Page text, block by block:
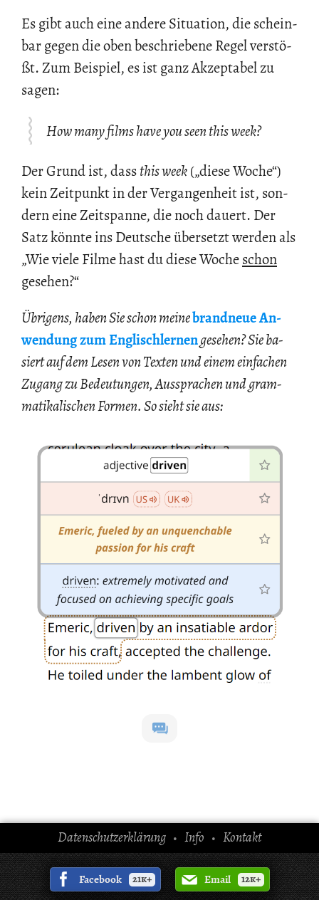
Es gibt auch eine an­de­re Si­tua­ti­on, die schein­
bar gegen die oben be­schrie­be­ne Regel ver­stö­
ßt. Zum Bei­spiel, es ist ganz Ak­zep­ta­bel zu
sagen:
How many films have you seen this week?
Der Grund ist, dassthis week(„diese Woche“)
kein Zeit­punkt in der Ver­gan­gen­heit ist, son­
dern eine Zeit­span­ne, die noch dau­ert. Der
Satz könn­te ins Deut­sche über­setzt wer­den als
„Wie viele Filme hast du diese Wocheschon
ge­se­hen?“
Üb­ri­gens, haben Sie schon meinebrand­neue An­
wen­dung zum Eng­lisch­ler­nenge­se­hen? Sie ba­
siert auf dem Lesen von Tex­ten und einem ein­fa­chen
Zu­gang zu Be­deu­tun­gen, Aus­spra­chen und gram­
ma­ti­ka­li­schen For­men. So sieht sie aus:
Datenschutzerklärung • Info • Kontakt
Facebook 21k+ Email 12k+